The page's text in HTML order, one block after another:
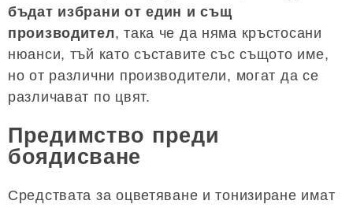
бъдат избрани от един и същ
производител, така че да няма кръстосани
нюанси, тъй като съставите със същото име,
но от различни производители, могат да се
различават по цвят.
Предимство преди
боядисване
Средствата за оцветяване и тонизиране имат